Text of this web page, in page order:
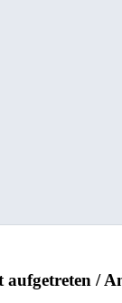
aufgetreten /